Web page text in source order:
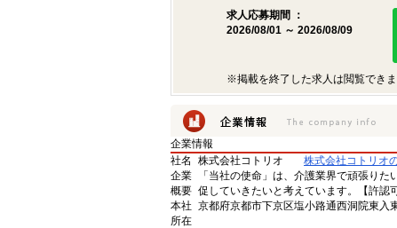
求人応募期間 ：
2026/08/01 ～ 2026/08/09
※掲載を終了した求人は閲覧でき
企業情報
社名
株式会社コトリオ
株式会社コトリオ
企業
概要
「当社の使命」は、介護業界で頑張り
促していきたいと考えています。【許
本社
所在
京都府京都市下京区塩小路通西洞院東入